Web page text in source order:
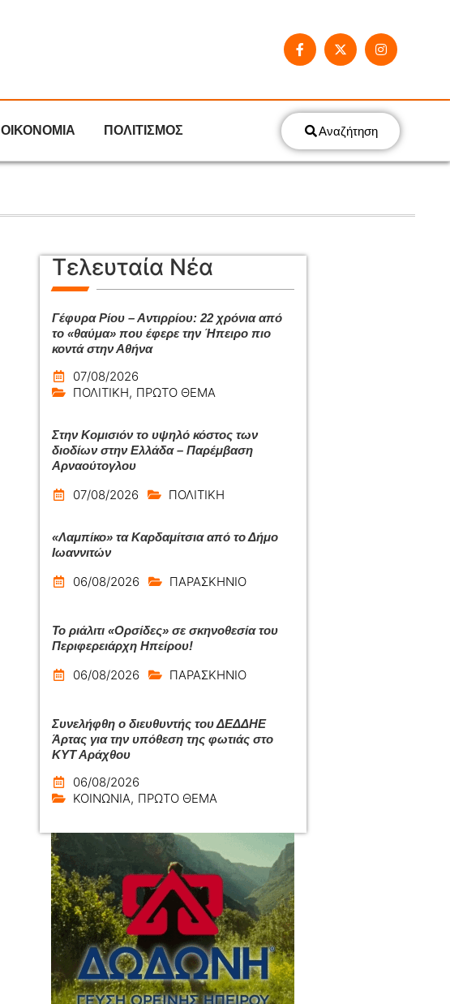
ΟΙΚΟΝΟΜΙΑ ΠΟΛΙΤΙΣΜΟΣ Αναζήτηση
Τελευταία Νέα
Γέφυρα Ρίου – Αντιρρίου: 22 χρόνια από
το «θαύμα» που έφερε την Ήπειρο πιο
κοντά στην Αθήνα
07/08/2026
ΠΟΛΙΤΙΚΗ, ΠΡΩΤΟ ΘΕΜΑ
Στην Κομισιόν το υψηλό κόστος των
διοδίων στην Ελλάδα – Παρέμβαση
Αρναούτογλου
07/08/2026 ΠΟΛΙΤΙΚΗ
«Λαμπίκο» τα Καρδαμίτσια από το Δήμο
Ιωαννιτών
06/08/2026 ΠΑΡΑΣΚΗΝΙΟ
Το ριάλιτι «Ορσίδες» σε σκηνοθεσία του
Περιφερειάρχη Ηπείρου!
06/08/2026 ΠΑΡΑΣΚΗΝΙΟ
Συνελήφθη ο διευθυντής του ΔΕΔΔΗΕ
Άρτας για την υπόθεση της φωτιάς στο
ΚΥΤ Αράχθου
06/08/2026
ΚΟΙΝΩΝΙΑ, ΠΡΩΤΟ ΘΕΜΑ